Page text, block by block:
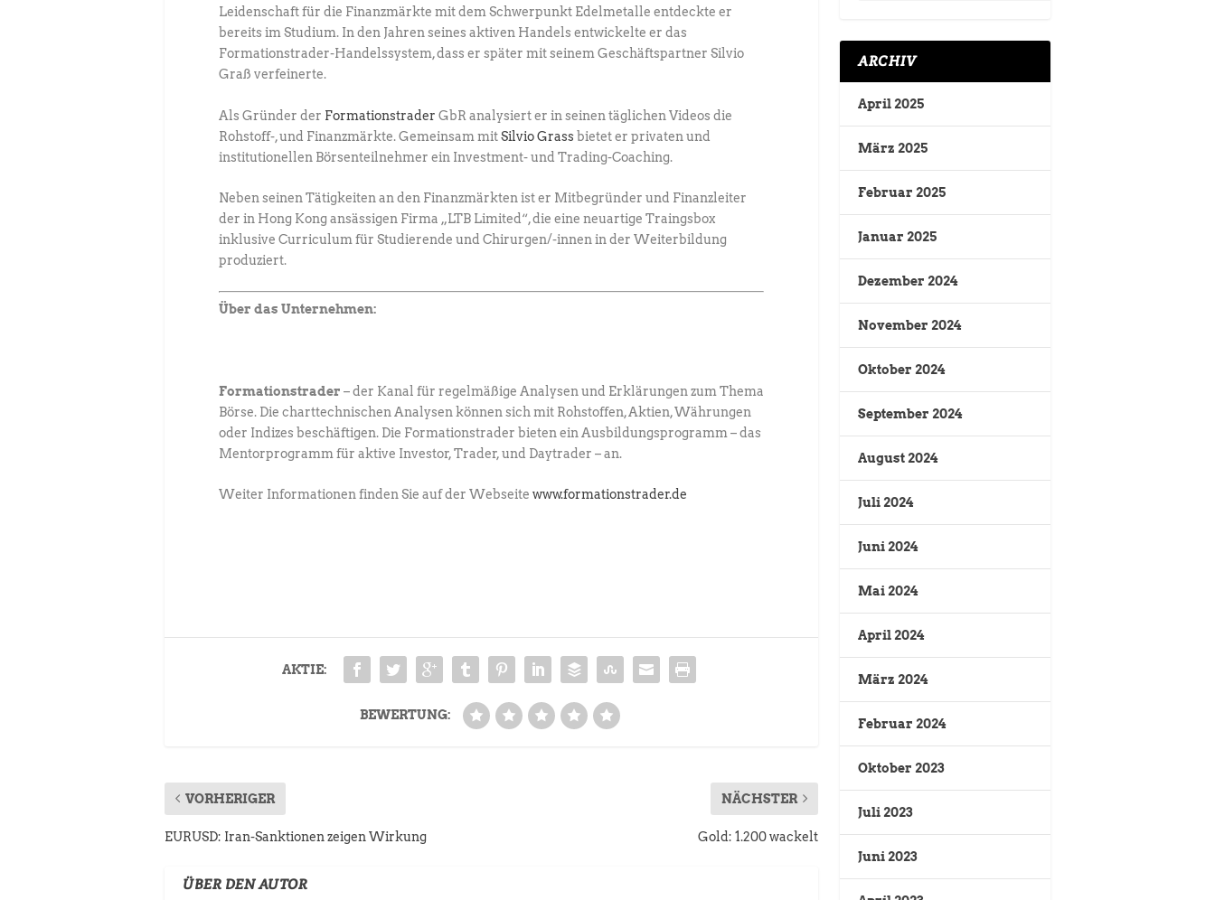
Leidenschaft für die Finanzmärkte mit dem Schwerpunkt Edel­metalle entdeckte er
bereits im Studium. In den Jahren seines aktiven Handels entwickelte er das
Formationstrader-Handelssystem, dass er später mit seinem Geschäftspartner Silvio
Graß verfeinerte.
Als Gründer der Formationstrader GbR analysiert er in seinen täglichen ­Videos die
Rohstoff-, und Finanzmärkte. Gemeinsam mitSilvio Grass­bietet er privaten und
institutionellen Börsenteilnehmer ein Investment- und ­Trading-Coaching.
Neben seinen Tätigkeiten an den Finanzmärkten ist er Mitbegründer und Finanzleiter
der in Hong Kong ansässigen Firma „LTB Limited“, die eine neuartige Traingsbox
inklusive Curriculum für Studierende und Chirurgen/-innen in der Weiterbildung
produziert.
Über das Unternehmen:
Formationstrader – der Kanal für regelmäßige Analysen und Erklärungen zum Thema
Börse. Die charttechnischen Analysen können sich mit Rohstoffen, Aktien, Währungen
oder Indizes beschäftigen. Die Formationstrader bieten ein Ausbildungsprogramm – das
Mentorprogramm für aktive Investor, Trader, und Daytrader – an.
Weiter Informationen finden Sie auf der Webseite www.formationstrader.de
AKTIE:
BEWERTUNG:
VORHERIGER
EURUSD: Iran-Sanktionen zeigen Wirkung
NÄCHSTER
Gold: 1.200 wackelt
ÜBER DEN AUTOR
ARCHIV
April 2025
März 2025
Februar 2025
Januar 2025
Dezember 2024
November 2024
Oktober 2024
September 2024
August 2024
Juli 2024
Juni 2024
Mai 2024
April 2024
März 2024
Februar 2024
Oktober 2023
Juli 2023
Juni 2023